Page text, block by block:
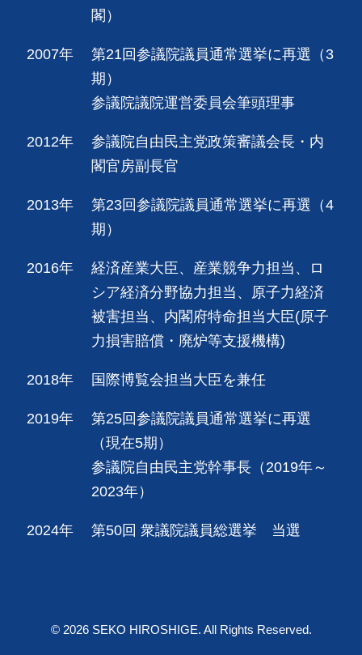
閣）
2007年
第21回参議院議員通常選挙に再選（3
期）
参議院議院運営委員会筆頭理事
2012年
参議院自由民主党政策審議会長・内
閣官房副長官
2013年
第23回参議院議員通常選挙に再選（4
期）
2016年
経済産業大臣、産業競争力担当、ロ
シア経済分野協力担当、原子力経済
被害担当、内閣府特命担当大臣(原子
力損害賠償・廃炉等支援機構)
2018年 国際博覧会担当大臣を兼任
2019年
第25回参議院議員通常選挙に再選
（現在5期）
参議院自由民主党幹事長（2019年～
2023年）
2024年 第50回 衆議院議員総選挙 当選
© 2026 SEKO HIROSHIGE. All Rights Reserved.